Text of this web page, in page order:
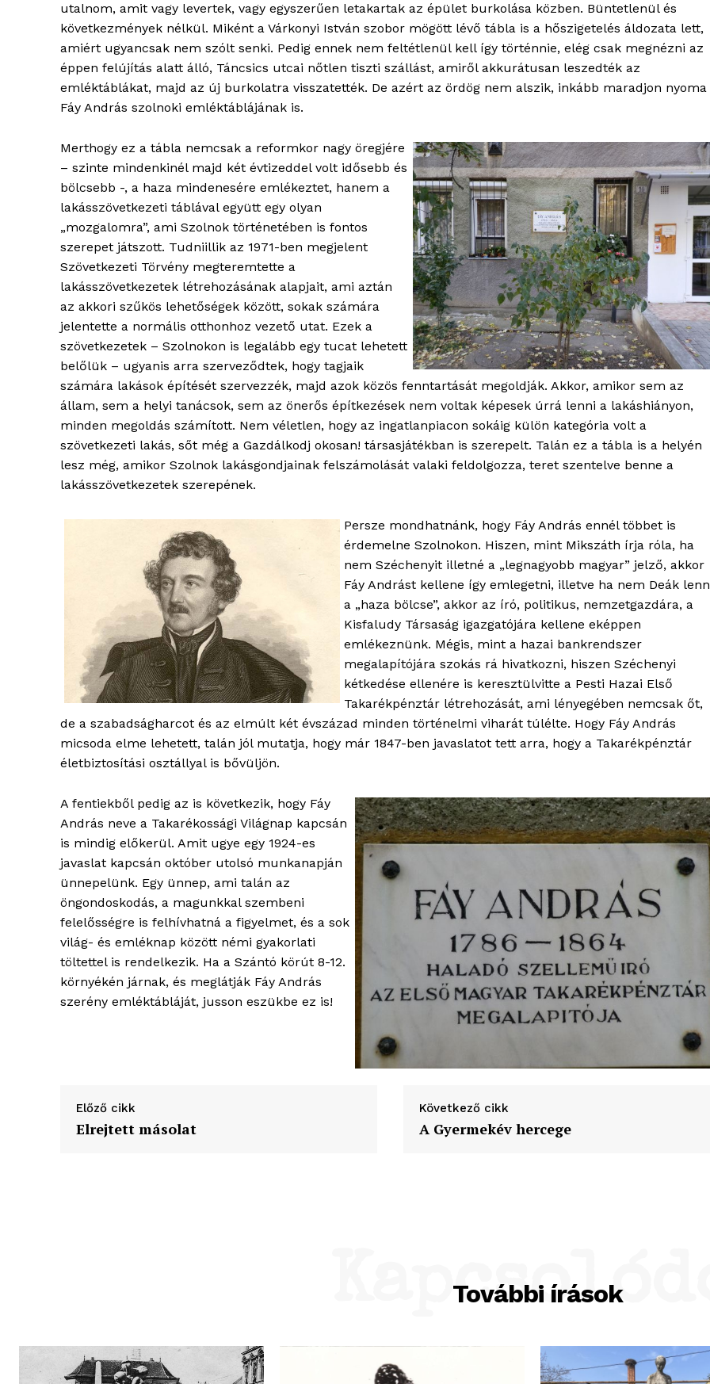
blogSZOLNOK
szubjektív
élményportál
ELŐFIZETÉS
Hasznos
bSZ fiók
Előfizetés
Kapcsolat
Adatkezelési tájékoztató
Hirdetés
utalnom, amit vagy levertek, vagy egyszerűen letakartak az épület burkolása közben. Büntetlenül és
következmények nélkül. Miként a Várkonyi István szobor mögött lévő tábla is a hőszigetelés áldozata lett,
amiért ugyancsak nem szólt senki. Pedig ennek nem feltétlenül kell így történnie, elég csak megnézni az
éppen felújítás alatt álló, Táncsics utcai nőtlen tiszti szállást, amiről akkurátusan leszedték az
emléktáblákat, majd az új burkolatra visszatették. De azért az ördög nem alszik, inkább maradjon nyoma
Fáy András szolnoki emléktáblájának is.
Merthogy ez a tábla nemcsak a reformkor nagy öregjére
– szinte mindenkinél majd két évtizeddel volt idősebb és
bölcsebb -, a haza mindenesére emlékeztet, hanem a
lakásszövetkezeti táblával együtt egy olyan
„mozgalomra”, ami Szolnok történetében is fontos
szerepet játszott. Tudniillik az 1971-ben megjelent
Szövetkezeti Törvény megteremtette a
lakásszövetkezetek létrehozásának alapjait, ami aztán
az akkori szűkös lehetőségek között, sokak számára
jelentette a normális otthonhoz vezető utat. Ezek a
szövetkezetek – Szolnokon is legalább egy tucat lehetett
belőlük – ugyanis arra szerveződtek, hogy tagjaik
számára lakások építését szervezzék, majd azok közös fenntartását megoldják. Akkor, amikor sem az
állam, sem a helyi tanácsok, sem az önerős építkezések nem voltak képesek úrrá lenni a lakáshiányon,
minden megoldás számított. Nem véletlen, hogy az ingatlanpiacon sokáig külön kategória volt a
szövetkezeti lakás, sőt még a Gazdálkodj okosan! társasjátékban is szerepelt. Talán ez a tábla is a helyén
lesz még, amikor Szolnok lakásgondjainak felszámolását valaki feldolgozza, teret szentelve benne a
lakásszövetkezetek szerepének.
Persze mondhatnánk, hogy Fáy András ennél többet is
érdemelne Szolnokon. Hiszen, mint Mikszáth írja róla, ha
nem Széchenyit illetné a „legnagyobb magyar” jelző, akkor
Fáy Andrást kellene így emlegetni, illetve ha nem Deák
a „haza bölcse”, akkor az író, politikus, nemzetgazdára, a
Kisfaludy Társaság igazgatójára kellene eképpen
emlékeznünk. Mégis, mint a hazai bankrendszer
megalapítójára szokás rá hivatkozni, hiszen Széchenyi
kétkedése ellenére is keresztülvitte a Pesti Hazai Első
Takarékpénztár létrehozását, ami lényegében nemcsak őt,
de a szabadságharcot és az elmúlt két évszázad minden történelmi viharát túlélte. Hogy Fáy András
micsoda elme lehetett, talán jól mutatja, hogy már 1847-ben javaslatot tett arra, hogy a Takarékpénztár
életbiztosítási osztállyal is bővüljön.
A fentiekből pedig az is következik, hogy Fáy
András neve a Takarékossági Világnap kapcsán
is mindig előkerül. Amit ugye egy 1924-es
javaslat kapcsán október utolsó munkanapján
ünnepelünk. Egy ünnep, ami talán az
öngondoskodás, a magunkkal szembeni
felelősségre is felhívhatná a figyelmet, és a sok
világ- és emléknap között némi gyakorlati
töltettel is rendelkezik. Ha a Szántó körút 8-12.
környékén járnak, és meglátják Fáy András
szerény emléktábláját, jusson eszükbe ez is!
Előző cikk
Elrejtett másolat
Következő cikk
A Gyermekév hercege
További írások